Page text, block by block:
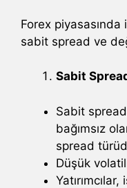
Forex
sabit spread ve
Sabit
Sabit
bağımsız
spread
Düşük